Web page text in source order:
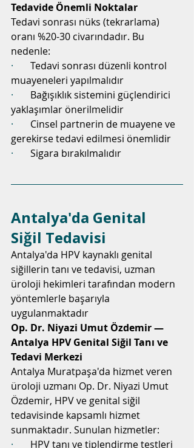
Tedavide Önemli Noktalar
Tedavi sonrası nüks (tekrarlama)
oranı %20-30 civarındadır. Bu
nedenle:
· Tedavi sonrası düzenli kontrol
muayeneleri yapılmalıdır
· Bağışıklık sistemini güçlendirici
yaklaşımlar önerilmelidir
· Cinsel partnerin de muayene ve
gerekirse tedavi edilmesi önemlidir
· Sigara bırakılmalıdır
Antalya'da Genital
Siğil Tedavisi
Antalya'da HPV kaynaklı genital
siğillerin tanı ve tedavisi, uzman
üroloji hekimleri tarafından modern
yöntemlerle başarıyla
uygulanmaktadır
Op. Dr. Niyazi Umut Özdemir —
Antalya HPV Genital Siğil Tanı ve
Tedavi Merkezi
Antalya Muratpaşa'da hizmet veren
üroloji uzmanı Op. Dr. Niyazi Umut
Özdemir, HPV ve genital siğil
tedavisinde kapsamlı hizmet
sunmaktadır. Sunulan hizmetler:
· HPV tanı ve tiplendirme testleri